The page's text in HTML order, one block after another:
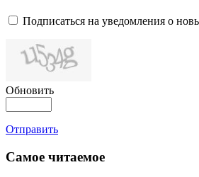
Подписаться на уведомления о
Обновить
Отправить
Самое читаемое